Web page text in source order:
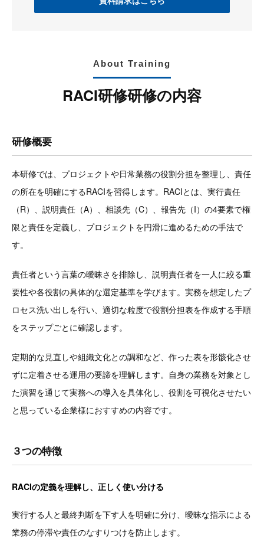
About Training
RACI研修研修の内容
研修概要
本研修では、プロジェクトや日常業務の役割分担を整理し、責任
の所在を明確にするRACIを習得します。RACIとは、実行責任
（R）、説明責任（A）、相談先（C）、報告先（I）の4要素で権
限と責任を定義し、プロジェクトを円滑に進めるための手法で
す。
責任者という言葉の曖昧さを排除し、説明責任者を一人に絞る重
要性や各役割の具体的な選定基準を学びます。実務を想定したプ
ロセス洗い出しを行い、適切な粒度で役割分担表を作成する手順
をステップごとに確認します。
定期的な見直しや組織文化との調和など、作った表を形骸化させ
ずに定着させる運用の要諦を理解します。自身の業務を対象とし
た演習を通じて実務への導入を具体化し、役割を可視化させたい
と思っている企業様におすすめの内容です。
３つの特徴
RACIの定義を理解し、正しく使い分ける
実行する人と最終判断を下す人を明確に分け、曖昧な指示による
業務の停滞や責任のなすりつけを防止します。